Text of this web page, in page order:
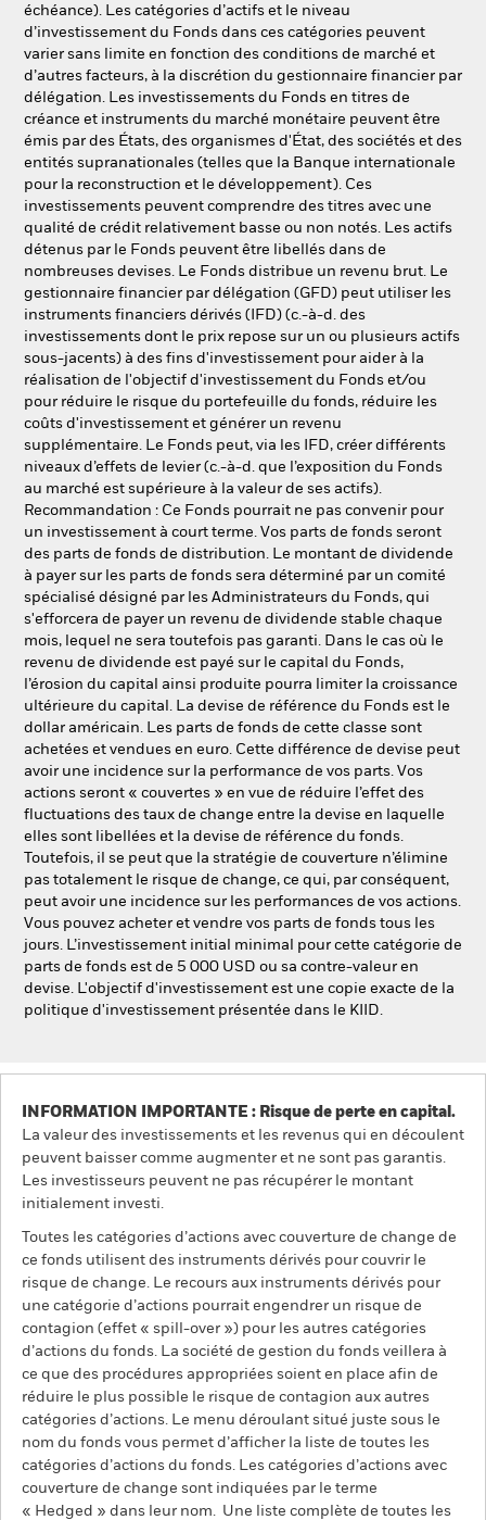
échéance). Les catégories d’actifs et le niveau
d’investissement du Fonds dans ces catégories peuvent
varier sans limite en fonction des conditions de marché et
d’autres facteurs, à la discrétion du gestionnaire financier par
délégation. Les investissements du Fonds en titres de
créance et instruments du marché monétaire peuvent être
émis par des États, des organismes d'État, des sociétés et des
entités supranationales (telles que la Banque internationale
pour la reconstruction et le développement). Ces
investissements peuvent comprendre des titres avec une
qualité de crédit relativement basse ou non notés. Les actifs
détenus par le Fonds peuvent être libellés dans de
nombreuses devises. Le Fonds distribue un revenu brut. Le
gestionnaire financier par délégation (GFD) peut utiliser les
instruments financiers dérivés (IFD) (c.-à-d. des
investissements dont le prix repose sur un ou plusieurs actifs
sous-jacents) à des fins d'investissement pour aider à la
réalisation de l'objectif d'investissement du Fonds et/ou
pour réduire le risque du portefeuille du fonds, réduire les
coûts d'investissement et générer un revenu
supplémentaire. Le Fonds peut, via les IFD, créer différents
niveaux d’effets de levier (c.-à-d. que l’exposition du Fonds
au marché est supérieure à la valeur de ses actifs).
Recommandation : Ce Fonds pourrait ne pas convenir pour
un investissement à court terme. Vos parts de fonds seront
des parts de fonds de distribution. Le montant de dividende
à payer sur les parts de fonds sera déterminé par un comité
spécialisé désigné par les Administrateurs du Fonds, qui
s'efforcera de payer un revenu de dividende stable chaque
mois, lequel ne sera toutefois pas garanti. Dans le cas où le
revenu de dividende est payé sur le capital du Fonds,
l’érosion du capital ainsi produite pourra limiter la croissance
ultérieure du capital. La devise de référence du Fonds est le
dollar américain. Les parts de fonds de cette classe sont
achetées et vendues en euro. Cette différence de devise peut
avoir une incidence sur la performance de vos parts. Vos
actions seront « couvertes » en vue de réduire l’effet des
fluctuations des taux de change entre la devise en laquelle
elles sont libellées et la devise de référence du fonds.
Toutefois, il se peut que la stratégie de couverture n’élimine
pas totalement le risque de change, ce qui, par conséquent,
peut avoir une incidence sur les performances de vos actions.
Vous pouvez acheter et vendre vos parts de fonds tous les
jours. L’investissement initial minimal pour cette catégorie de
parts de fonds est de 5 000 USD ou sa contre-valeur en
devise. L'objectif d'investissement est une copie exacte de la
politique d'investissement présentée dans le KIID.
INFORMATION IMPORTANTE : Risque de perte en capital.
La valeur des investissements et les revenus qui en découlent
peuvent baisser comme augmenter et ne sont pas garantis.
Les investisseurs peuvent ne pas récupérer le montant
initialement investi.
Toutes les catégories d’actions avec couverture de change de
ce fonds utilisent des instruments dérivés pour couvrir le
risque de change. Le recours aux instruments dérivés pour
une catégorie d’actions pourrait engendrer un risque de
contagion (effet « spill-over ») pour les autres catégories
d’actions du fonds. La société de gestion du fonds veillera à
ce que des procédures appropriées soient en place afin de
réduire le plus possible le risque de contagion aux autres
catégories d’actions. Le menu déroulant situé juste sous le
nom du fonds vous permet d’afficher la liste de toutes les
catégories d’actions du fonds. Les catégories d’actions avec
couverture de change sont indiquées par le terme
« Hedged » dans leur nom. Une liste complète de toutes les